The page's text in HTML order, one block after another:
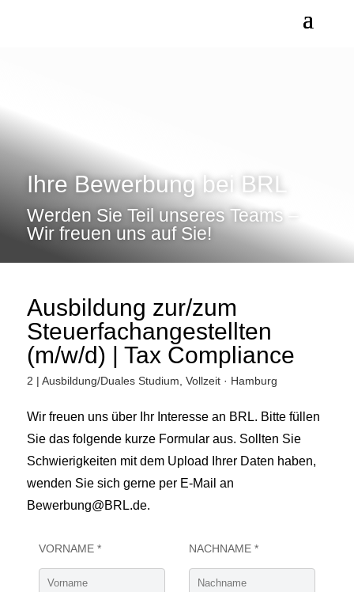
Ihre Bewerbung bei BRL
Werden Sie Teil unseres Teams –
Wir freuen uns auf Sie!
Ausbildung zur/zum
Steuerfachangestellten
(m/w/d) | Tax Compliance
2 | Ausbildung/Duales Studium, Vollzeit · Hamburg
Wir freuen uns über Ihr Interesse an BRL. Bitte füllen
Sie das folgende kurze Formular aus. Sollten Sie
Schwierigkeiten mit dem Upload Ihrer Daten haben,
wenden Sie sich gerne per E-Mail an
Bewerbung@BRL.de.
VORNAME * NACHNAME *